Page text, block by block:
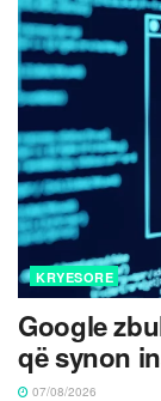
KRYESORE
Google
që synon
07/08/2026